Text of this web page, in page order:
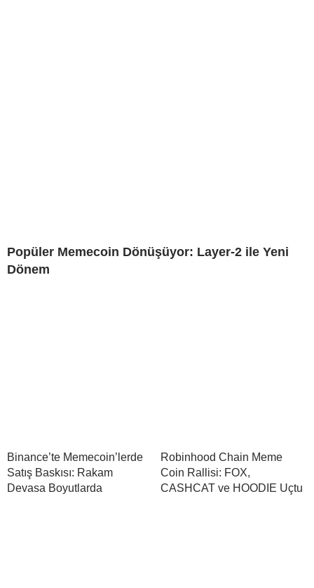
Popüler Memecoin Dönüşüyor: Layer-2 ile Yeni
Dönem
Binance’te Memecoin’lerde
Satış Baskısı: Rakam
Devasa Boyutlarda
Robinhood Chain Meme
Coin Rallisi: FOX,
CASHCAT ve HOODIE Uçtu